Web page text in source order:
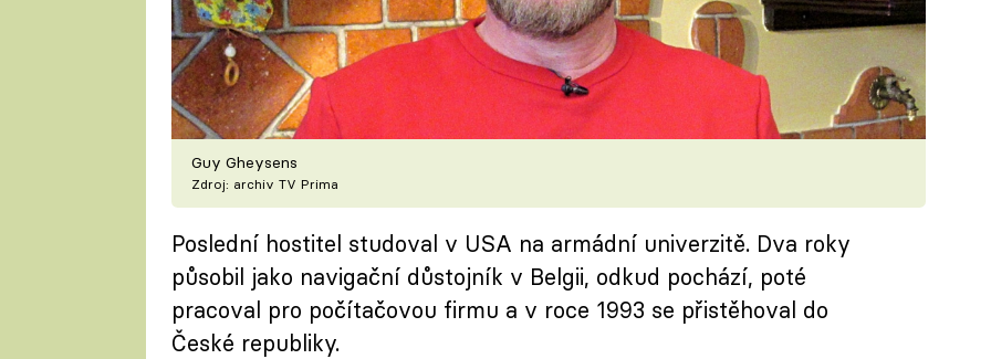
Guy Gheysens
Zdroj: archiv TV Prima
Poslední hostitel studoval v USA na armádní univerzitě. Dva roky
působil jako navigační důstojník v Belgii, odkud pochází, poté
pracoval pro počítačovou firmu a v roce 1993 se přistěhoval do
České republiky.